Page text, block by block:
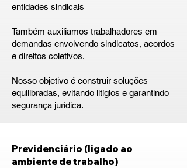
entidades sindicais
Também auxiliamos trabalhadores em
demandas envolvendo sindicatos, acordos
e direitos coletivos.
Nosso objetivo é construir soluções
equilibradas, evitando litígios e garantindo
segurança jurídica.
Previdenciário (ligado ao
ambiente de trabalho)